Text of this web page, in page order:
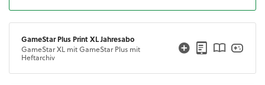
GameStar Plus Print XL Jahresabo
GameStar XL mit GameStar Plus mit
Heftarchiv